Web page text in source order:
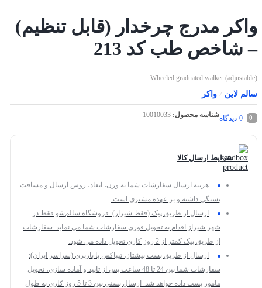
واکر مدرج چرخدار (قابل تنظیم)
– شاخص طب کد 213
Wheeled graduated walker (adjustable)
سالم لاین / واکر
0
0 دیدگاهشناسه محصول: 10010033
شرایط ارسال کالا
هزینه ارسال سفارشات شما به وزن، ابعاد، روش ارسال و مسافت
بستگی داشته و بر عهده مشتری است.
ارسال از طریق پیک (فقط شیراز): فروشگاه سالم‌شو فقط در
شهر شیراز اقدام به تحویل فوری سفارشات شما می نماید. سفارشات
از طریق پیک کمتر از 2 روز کاری تحویل داده می شود.
ارسال از طریق پست پیشتاز، تیپاکس یا باربری (سراسر ایران):
سفارشات شما بین 24 تا 48 ساعت پس از تایید و آماده سازی، تحویل
مامور پست داده خواهد شد. ارسال پستی بین 3 تا 5 روز کاری به طول